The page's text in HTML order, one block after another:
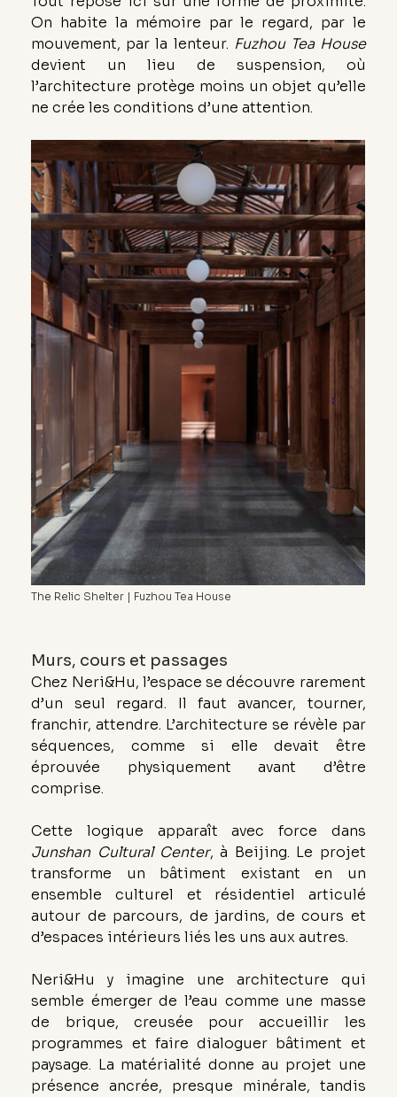
On habite la mémoire par le regard, par le
mouvement, par la lenteur. Fuzhou Tea House
devient un lieu de suspension, où
l’architecture protège moins un objet qu’elle
ne crée les conditions d’une attention.
The Relic Shelter | Fuzhou Tea House
Murs, cours et passages
Chez Neri&Hu, l’espace se découvre rarement
d’un seul regard. Il faut avancer, tourner,
franchir, attendre. L’architecture se révèle par
séquences, comme si elle devait être
éprouvée physiquement avant d’être
comprise.
Junshan Cultural Center, à Beijing. Le projet
transforme un bâtiment existant en un
ensemble culturel et résidentiel articulé
autour de parcours, de jardins, de cours et
d’espaces intérieurs liés les uns aux autres.
Neri&Hu y imagine une architecture qui
semble émerger de l’eau comme une masse
de brique, creusée pour accueillir les
programmes et faire dialoguer bâtiment et
paysage. La matérialité donne au projet une
présence ancrée, presque minérale, tandis